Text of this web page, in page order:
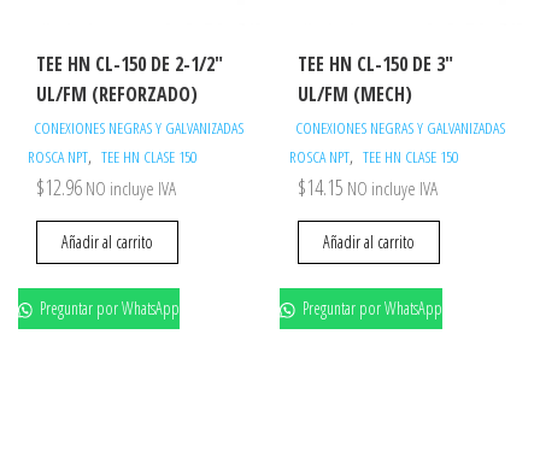
TEE HN CL-150 DE 2-1/2″
UL/FM (REFORZADO)
CONEXIONES NEGRAS Y GALVANIZADAS
ROSCA NPT, TEE HN CLASE 150
$12.96 NO incluye IVA
Añadir al carrito
Preguntar por WhatsApp
TEE HN CL-150 DE 3″
UL/FM (MECH)
CONEXIONES NEGRAS Y GALVANIZADAS
ROSCA NPT, TEE HN CLASE 150
$14.15 NO incluye IVA
Añadir al carrito
Preguntar por WhatsApp